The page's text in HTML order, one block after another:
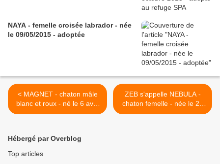
NAYA - femelle croisée labrador - née
le 09/05/2015 - adoptée
< MAGNET - chaton mâle
blanc et roux - né le 6 avril
2017 - adopté AU REFUGE
ZEB s'appelle NEBULA -
chaton femelle - née le 20
février 2017 - adoptée >
Hébergé par Overblog
Top articles